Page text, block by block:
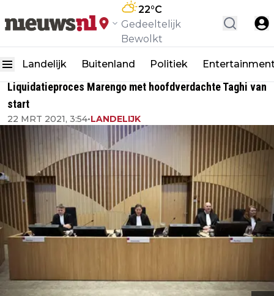
22°C
Gedeeltelijk
Bewolkt
Landelijk Buitenland Politiek
Liquidatieproces Marengo met hoofdverdachte Taghi van
start
22 MRT 2021, 3:54•LANDELIJK